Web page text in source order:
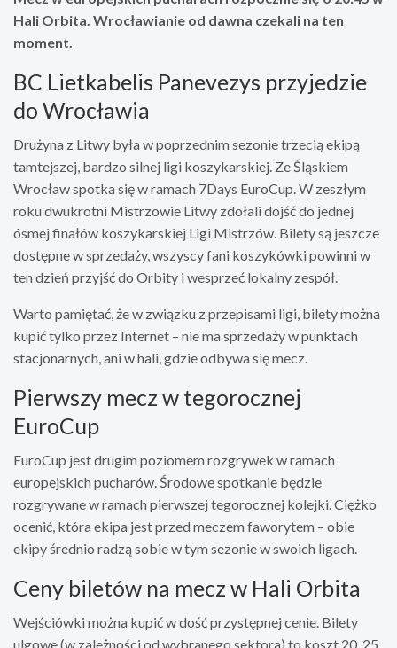
Hali Orbita. Wrocławianie od dawna czekali na ten
moment.
BC Lietkabelis Panevezys przyjedzie
do Wrocławia
Drużyna z Litwy była w poprzednim sezonie trzecią ekipą
tamtejszej, bardzo silnej ligi koszykarskiej. Ze Śląskiem
Wrocław spotka się w ramach 7Days EuroCup. W zeszłym
roku dwukrotni Mistrzowie Litwy zdołali dojść do jednej
ósmej finałów koszykarskiej Ligi Mistrzów. Bilety są jeszcze
dostępne w sprzedaży, wszyscy fani koszykówki powinni w
ten dzień przyjść do Orbity i wesprzeć lokalny zespół.
Warto pamiętać, że w związku z przepisami ligi, bilety można
kupić tylko przez Internet – nie ma sprzedaży w punktach
stacjonarnych, ani w hali, gdzie odbywa się mecz.
Pierwszy mecz w tegorocznej
EuroCup
EuroCup jest drugim poziomem rozgrywek w ramach
europejskich pucharów. Środowe spotkanie będzie
rozgrywane w ramach pierwszej tegorocznej kolejki. Ciężko
ocenić, która ekipa jest przed meczem faworytem – obie
ekipy średnio radzą sobie w tym sezonie w swoich ligach.
Ceny biletów na mecz w Hali Orbita
Wejściówki można kupić w dość przystępnej cenie. Bilety
ulgowe (w zależności od wybranego sektora) to koszt 20, 25